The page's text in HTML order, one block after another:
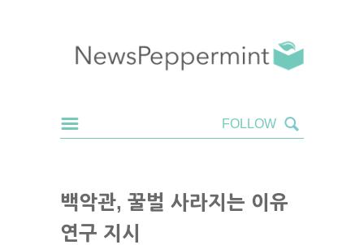
백악관, 꿀벌 사라지는 이유
연구 지시